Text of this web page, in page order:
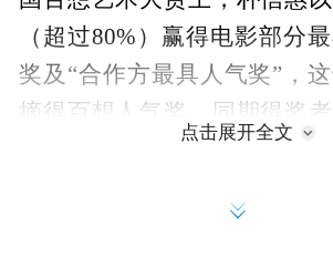
（超过80%）赢得电影部分
奖及“合作方最具人气奖”，
摘得百想人气奖。同期得奖
钟硕、郑秀晶。对于一个“90
续5届在有着韩国金球奖之称
拿奖，足见其粉丝号召力，但
点击展开全文